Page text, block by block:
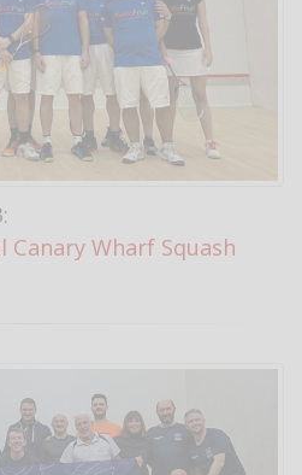
Canary Wharf Squash